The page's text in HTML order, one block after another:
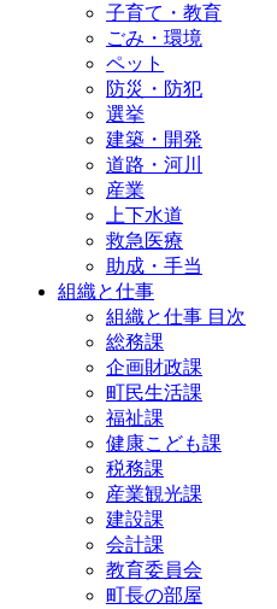
子育て・教育
ごみ・環境
ペット
防災・防犯
選挙
建築・開発
道路・河川
産業
上下水道
救急医療
助成・手当
組織と仕事
組織と仕事 目次
総務課
企画財政課
町民生活課
福祉課
健康こども課
税務課
産業観光課
建設課
会計課
教育委員会
町長の部屋